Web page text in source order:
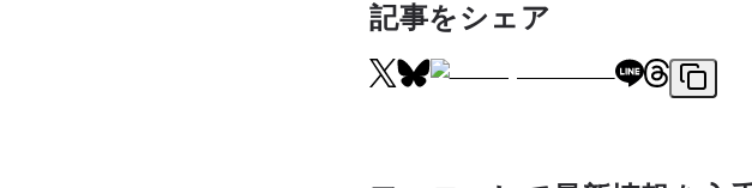
記事をシェア